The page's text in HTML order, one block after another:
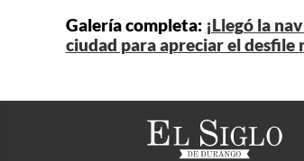
Galería completa: ¡Llegó la
ciudad para apreciar el desfile